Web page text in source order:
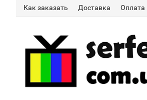
Как заказать Доставка Оплата